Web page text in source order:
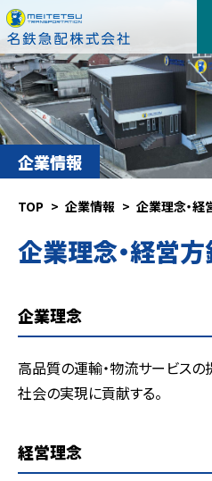
企業情報
TOP 企業情報 企業理念・経
企業理念・経営
企業理念
高品質の運輸・物流サービスの
社会の実現に貢献する。
経営理念